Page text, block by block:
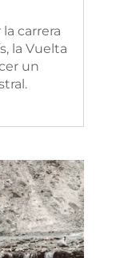
carrera
la Vuelta
un